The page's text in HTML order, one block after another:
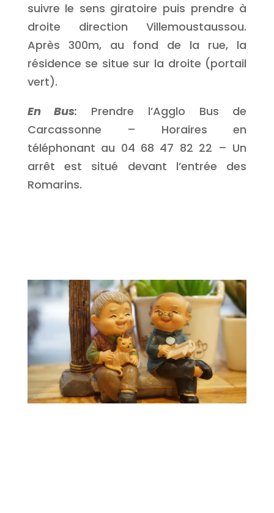
suivre le sens giratoire puis prendre à
droite direction Villemoustaussou.
Après 300m, au fond de la rue, la
résidence se situe sur la droite (portail
vert).
En Bus: Prendre l’Agglo Bus de
Carcassonne – Horaires en
téléphonant au 04 68 47 82 22 – Un
arrêt est situé devant l’entrée des
Romarins.